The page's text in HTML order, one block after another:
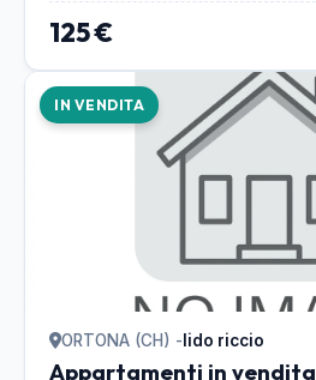
125 €
IN VENDITA
ORTONA (CH) - lido riccio
Appartamenti in vendita